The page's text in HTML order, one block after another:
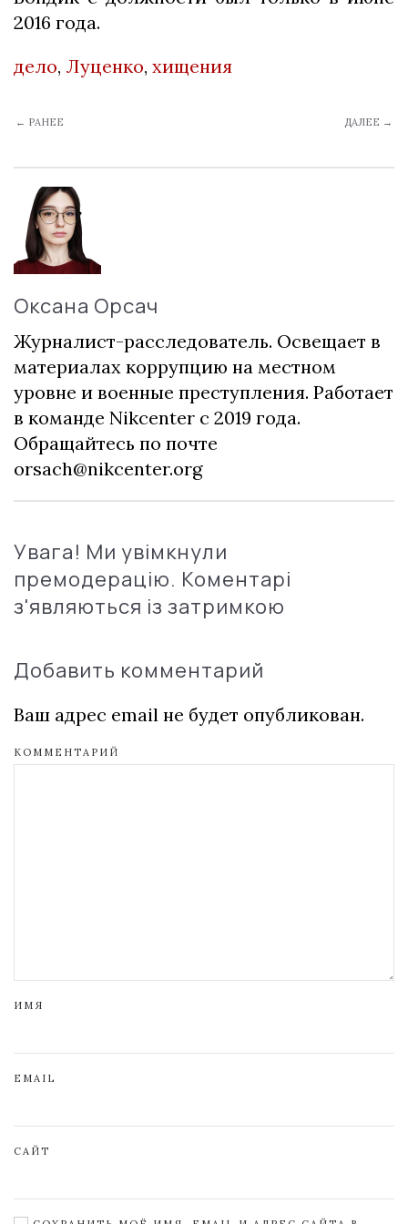
2016 года.
дело, Луценко, хищения
← РАНЕЕ ДАЛЕЕ →
Оксана Орсач
Журналист-расследователь. Освещает в
материалах коррупцию на местном
уровне и военные преступления. Работает
в команде Nikcenter с 2019 года.
Обращайтесь по почте
orsach@nikcenter.org
Увага! Ми увімкнули
премодерацію. Коментарі
з'являються із затримкою
Добавить комментарий
Ваш адрес email не будет опубликован.
КОММЕНТАРИЙ
ИМЯ
EMAIL
САЙТ